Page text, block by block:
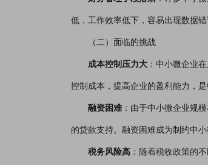
低，工作效率低下，容易出现数据错
（二）面临的挑战
成本控制压力大 ：中小微企业
控制成本，提高企业的盈利能力，
融资困难 ：由于中小微企业规
的贷款支持。融资困难成为制约中小
税务风险高 ：随着税收政策的